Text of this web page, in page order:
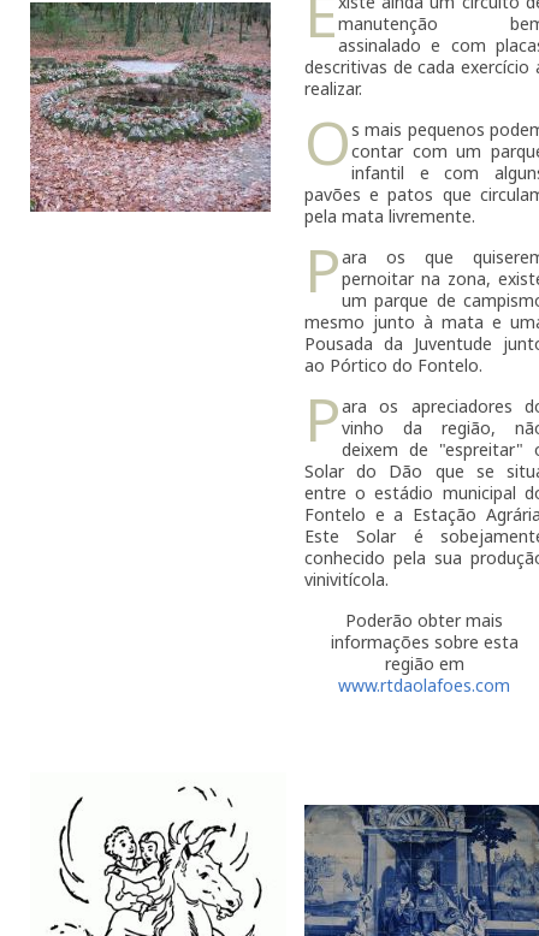
manutenção
assinalado e com
descritivas de cada exercício
realizar.
Os mais pequenos
contar com um
infantil e com
pavões e patos que
pela mata livremente.
Para os que
pernoitar na zona,
um parque de
mesmo junto à mata e
Pousada da Juventude
ao Pórtico do Fontelo.
Para os apreciadores
vinho da região,
deixem de "espreitar"
Solar do Dão que se
entre o estádio municipal
Fontelo e a Estação
Este Solar é
conhecido pela sua
vinivitícola.
Poderão obter mais
informações sobre esta
região em
www.rtdaolafoes.com